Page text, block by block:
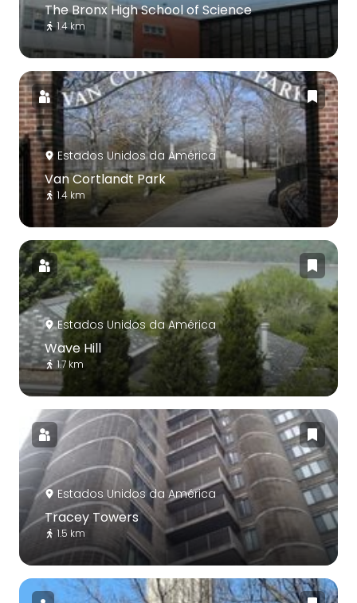
The Bronx High School of Science
1.4 km
Estados Unidos da América
Van Cortlandt Park
1.4 km
Estados Unidos da América
Wave Hill
1.7 km
Estados Unidos da América
Tracey Towers
1.5 km